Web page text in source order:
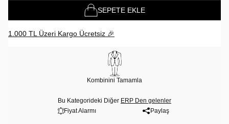
SEPETE EKLE
1.000 TL Üzeri Kargo Ücretsiz 🎉
Kombinini Tamamla
Bu Kategorideki Diğer ERP Den gelenler
Fiyat Alarmı
Paylaş